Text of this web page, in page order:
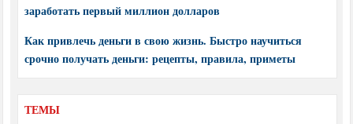
заработать первый миллион долларов
Как привлечь деньги в свою жизнь. Быстро научиться
срочно получать деньги: рецепты, правила, приметы
ТЕМЫ